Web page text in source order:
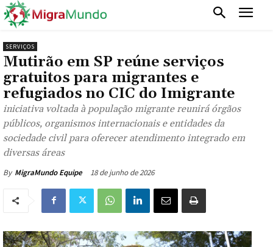
SERVIÇOS
Mutirão em SP reúne serviços
gratuitos para migrantes e
refugiados no CIC do Imigrante
iniciativa voltada à população migrante reunirá órgãos
públicos, organismos internacionais e entidades da
sociedade civil para oferecer atendimento integrado em
diversas áreas
By MigraMundo Equipe 18 de junho de 2026